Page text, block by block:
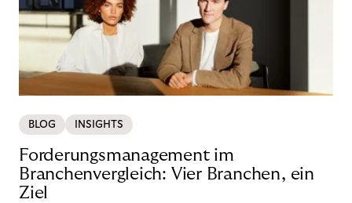
BLOG INSIGHTS
Forderungsmanagement im
Branchenvergleich: Vier Branchen, ein
Ziel